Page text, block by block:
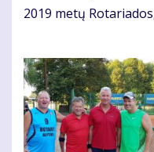
2019 me­tų